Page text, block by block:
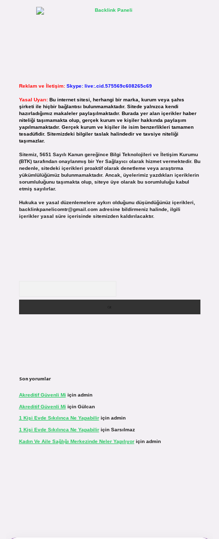
Reklam ve İletişim: Skype: live:.cid.575569c608265c69
Yasal Uyarı: Bu internet sitesi, herhangi bir marka, kurum veya şahıs
şirketi ile hiçbir bağlantısı bulunmamaktadır. Sitede yalnızca kendi
hazırladığımız makaleler paylaşılmaktadır. Burada yer alan içerikler haber
niteliği taşımamakta olup, gerçek kurum ve kişiler hakkında paylaşım
yapılmamaktadır. Gerçek kurum ve kişiler ile isim benzerlikleri tamamen
tesadüfidir. Sitemizdeki bilgiler taslak halindedir ve tavsiye niteliği
taşımazlar.
Sitemiz, 5651 Sayılı Kanun gereğince Bilgi Teknolojileri ve İletişim Kurumu
(BTK) tarafından onaylanmış bir Yer Sağlayıcı olarak hizmet vermektedir. Bu
nedenle, sitedeki içerikleri proaktif olarak denetleme veya araştırma
yükümlülüğümüz bulunmamaktadır. Ancak, üyelerimiz yazdıkları içeriklerin
sorumluluğunu taşımakta olup, siteye üye olarak bu sorumluluğu kabul
etmiş sayılırlar.
Hukuka ve yasal düzenlemelere aykırı olduğunu düşündüğünüz içerikleri,
backlinkpanelicomtr@gmail.comadresine bildirmeniz halinde, ilgili
içerikler yasal süre içerisinde sitemizden kaldırılacaktır.
Son yorumlar
Akreditif Güvenli Mi için admin
Akreditif Güvenli Mi için Gülcan
1 Kişi Evde Sıkılınca Ne Yapabiliriçin admin
1 Kişi Evde Sıkılınca Ne Yapabiliriçin Sarsılmaz
Kadın Ve Aile Sağlığı Merkezinde Neler Yapılıyoriçin admin